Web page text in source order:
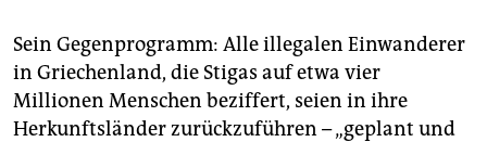
Sein Gegenprogramm: Alle illegalen Einwanderer
in Griechenland, die Stigas auf etwa vier
Millionen Menschen beziffert, seien in ihre
Herkunftsländer zurückzuführen – „geplant und